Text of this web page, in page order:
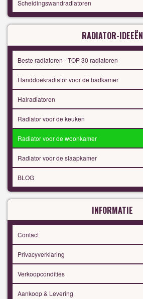
Scheidingswandradiatoren
RADIATOR-IDEEËN
Beste radiatoren - TOP 30 radiatoren
Handdoekradiator voor de badkamer
Halradiatoren
Radiator voor de keuken
Radiator voor de woonkamer
Radiator voor de slaapkamer
BLOG
INFORMATIE
Contact
Privacyverklaring
Verkoopcondities
Aankoop & Levering